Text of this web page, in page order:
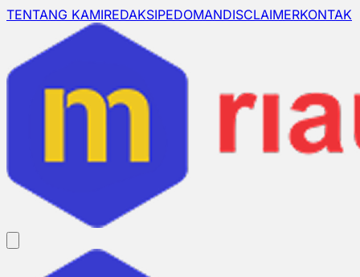
TENTANG KAMIREDAKSIPEDOMANDISCLAIMERKONTAK